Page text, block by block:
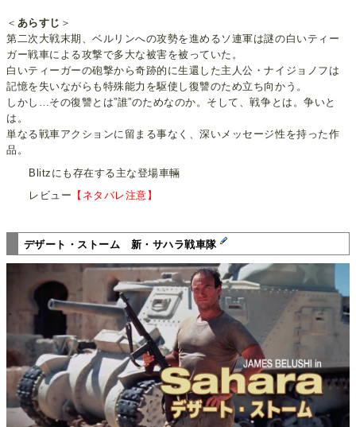
＜ あらすじ ＞
第二次大戦末期、ベルリンへの攻勢を進めるソ連軍は謎の白いティー
ガー戦車による攻撃で多大な被害を被っていた。
白いティーガーの砲撃から奇跡的に生還した主人公・ナイジョノフは
記憶を失いながらも特殊能力を駆使し復讐のため立ち向かう。
しかし…その復讐とは”誰”のためなのか。そして、戦争とは。争いと
は。
単なる戦車アクションに留まる事なく、深いメッセージ性を持った作
品。
Blitzにも存在する主な登場車輛
レビュー 【ネタバレ注意】
デザート・ストーム 新・サハラ戦車隊